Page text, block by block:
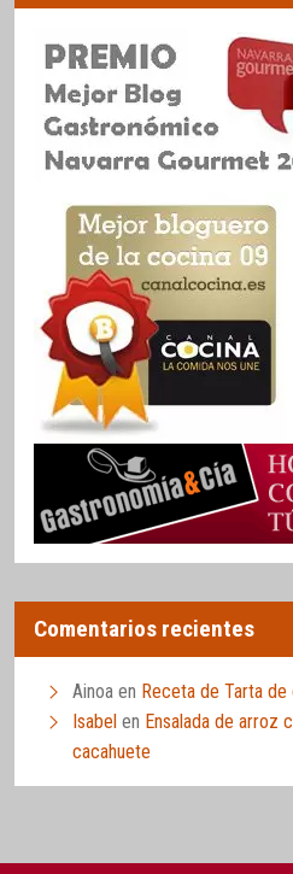
Comentarios recientes
Ainoa en Receta de Tarta de
Isabel en Ensalada de arroz
cacahuete